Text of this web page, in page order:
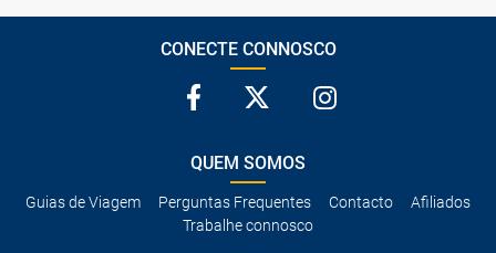
CONECTE CONNOSCO
QUEM SOMOS
Guias de Viagem Perguntas Frequentes Contacto
Afiliados
Trabalhe connosco